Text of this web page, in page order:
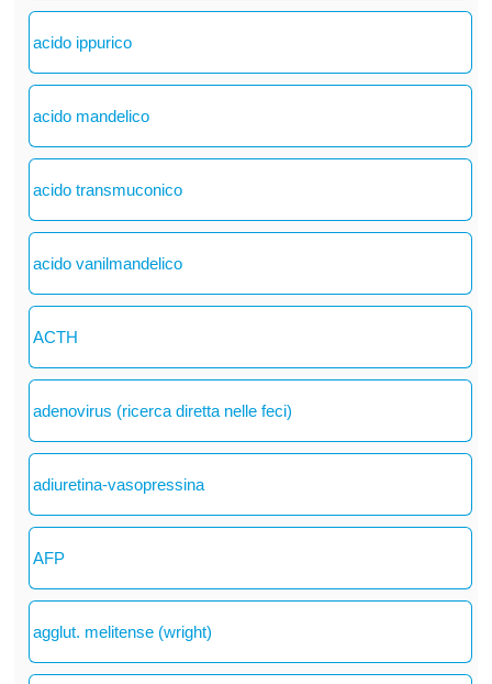
acido ippurico
acido mandelico
acido transmuconico
acido vanilmandelico
ACTH
adenovirus (ricerca diretta nelle feci)
adiuretina-vasopressina
AFP
agglut. melitense (wright)